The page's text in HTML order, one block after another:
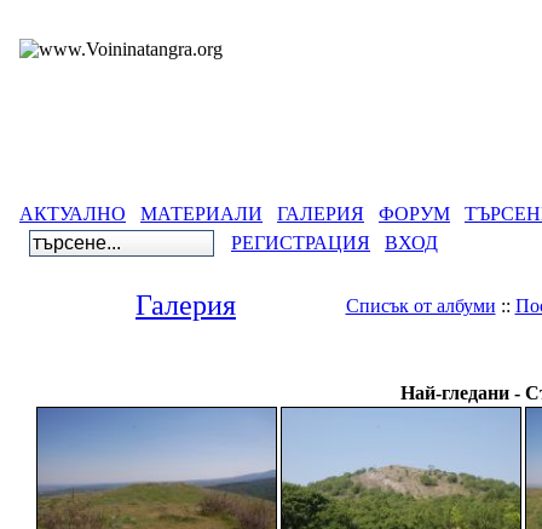
АКТУАЛНО МАТЕРИАЛИ ГАЛЕРИЯ ФОРУМ
РЕГИСТРАЦИЯ
ВХОД
Галерия Списък от албуми ::
Най-гледани -